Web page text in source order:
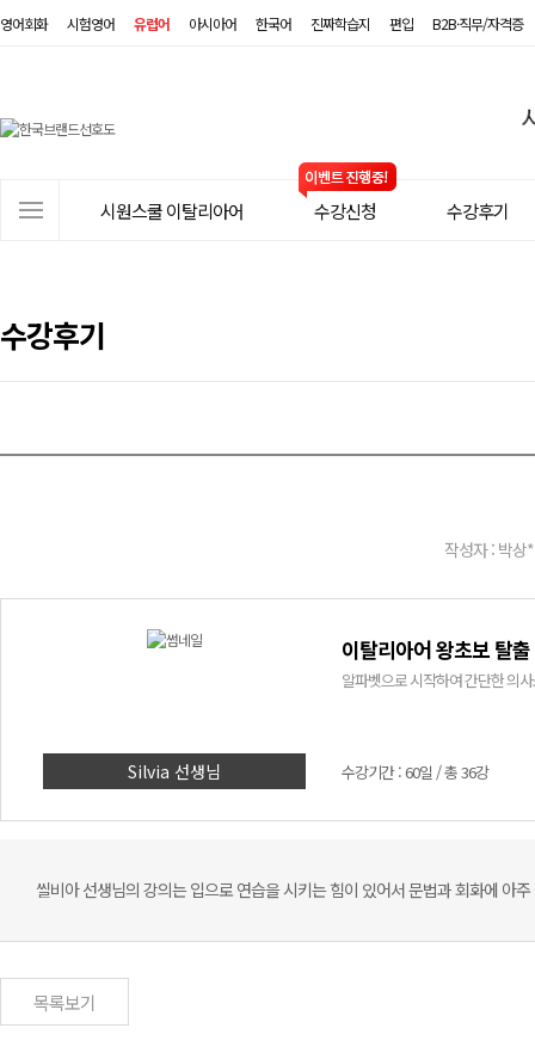
영어회화 시험영어 유럽어 아시아어 한국어 진짜학습지 편입 B2B·직무/자격증
원
쿨
뉴
시원스쿨 이탈리아어 수강신청 수강후기
수강후기
작성자 : 박상*
Silvia 선생님
이탈리아어 왕초보 탈
알파벳으로 시작하여 간단한 의
수강기간 : 60일 / 총 36강
씰비아 선생님의 강의는 입으로 연습을 시키는 힘이 있어서 문법과 회화에 아
목록보기